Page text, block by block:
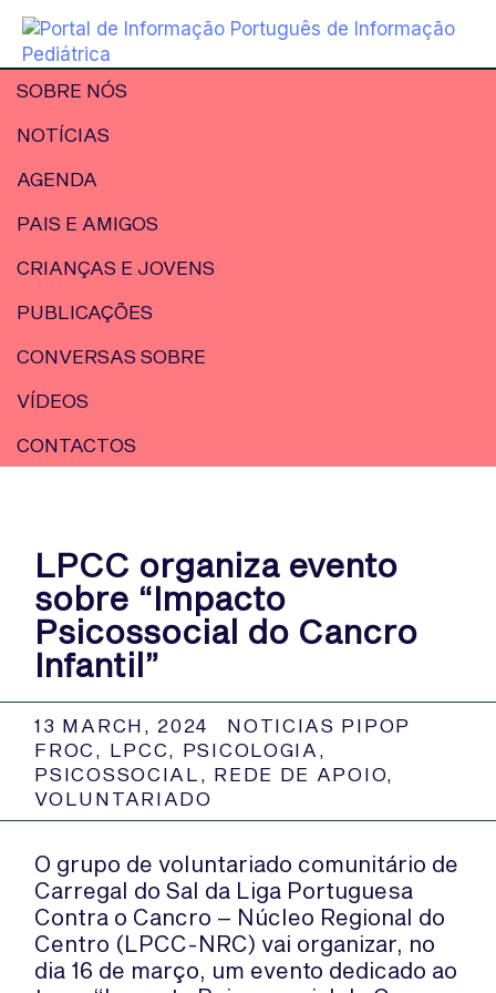
SOBRE NÓS
NOTÍCIAS
AGENDA
PAIS E AMIGOS
CRIANÇAS E JOVENS
PUBLICAÇÕES
CONVERSAS SOBRE
VÍDEOS
CONTACTOS
LPCC organiza evento
sobre “Impacto
Psicossocial do Cancro
Infantil”
13 MARCH, 2024
NOTICIAS PIPOP
FROC
LPCC PSICOLOGIA
PSICOSSOCIAL
REDE DE APOIO
VOLUNTARIADO
O grupo de voluntariado comunitário de
Carregal do Sal da Liga Portuguesa
Contra o Cancro – Núcleo Regional do
Centro (LPCC-NRC) vai organizar, no
dia 16 de março, um evento dedicado ao